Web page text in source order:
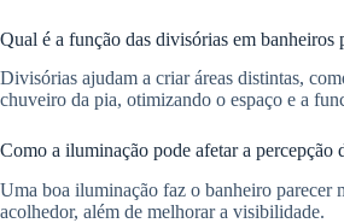
Qual é a função das divisórias em banheiros
Divisórias ajudam a criar áreas distintas,
chuveiro da pia, otimizando o espaço e a
Como a iluminação pode afetar a percepção
Uma boa iluminação faz o banheiro parecer
acolhedor, além de melhorar a visibilidade.